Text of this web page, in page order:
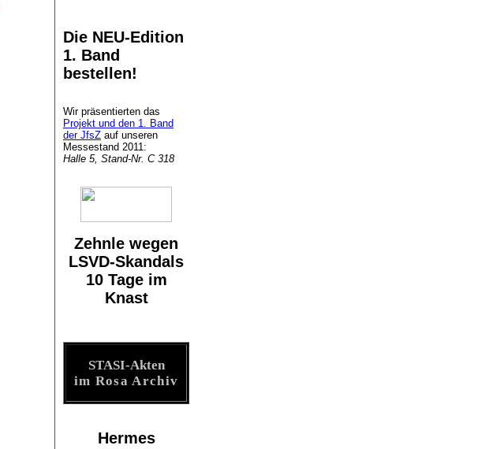
Die NEU-Edition
1. Band
bestellen!
Wir präsentierten das
Projekt und den 1. Band
der JfsZ auf unseren
Messestand 2011:
Halle 5, Stand-Nr. C 318
Zehnle wegen
LSVD-Skandals
10 Tage im
Knast
STASI-Akten.
im Rosa Archiv
Hermes